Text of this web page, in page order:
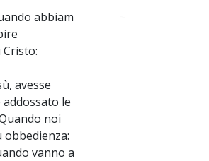
abbiam
avesse
le
noi
vanno a